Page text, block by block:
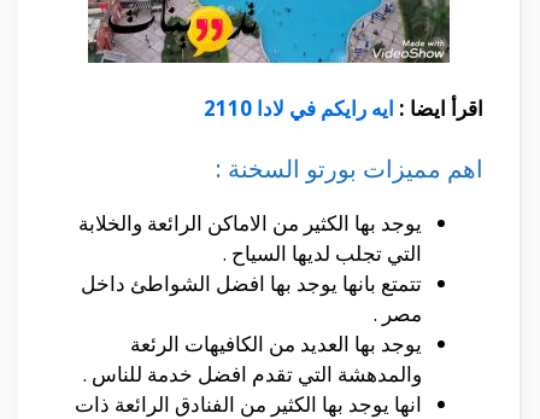
اقرأ ايضا : ايه رايكم في لادا 2110
اهم مميزات بورتو السخنة :
يوجد بها الكثير من الاماكن الرائعة والخلابة
التي تجلب لديها السياح .
تتمتع بانها يوجد بها افضل الشواطئ داخل
مصر .
يوجد بها العديد من الكافيهات الرئعة
والمدهشة التي تقدم افضل خدمة للناس .
انها يوجد بها الكثير من الفنادق الرائعة ذات